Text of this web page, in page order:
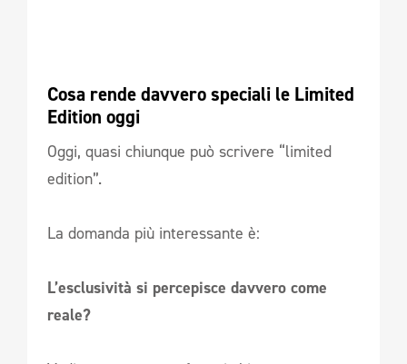
Cosa rende davvero speciali le Limited
Edition oggi
Oggi, quasi chiunque può scrivere “limited
edition”.
La domanda più interessante è:
L’esclusività si percepisce davvero come
reale?